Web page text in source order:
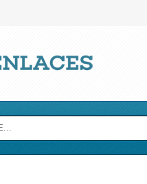
Esta